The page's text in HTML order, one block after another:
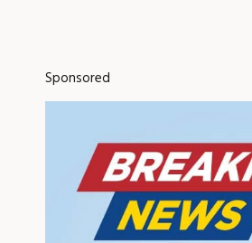
Sponsored